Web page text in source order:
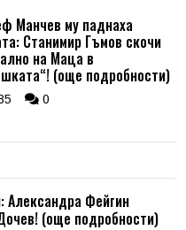
Манчев му паднаха
Станимир Гъмов скочи
на Маца в
(още подробности)
0
Александра Фейгин
(още подробности)